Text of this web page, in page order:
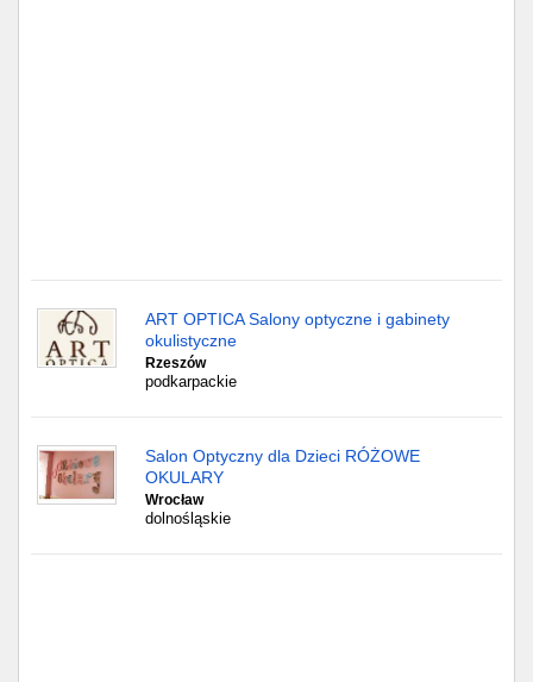
ART OPTICA Salony optyczne i gabinety
okulistyczne
Rzeszów
podkarpackie
Salon Optyczny dla Dzieci RÓŻOWE
OKULARY
Wrocław
dolnośląskie
Częstochowa
Olsztyn
Sosnowiec